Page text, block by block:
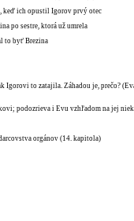
keď ich opustil Igorov prvý otec
po sestre, ktorá už umrela
to byť Brezina
Igorovi to zatajila. Záhadou je, prečo?
podozrieva i Evu vzhľadom na jej
orgánov (14. kapitola)